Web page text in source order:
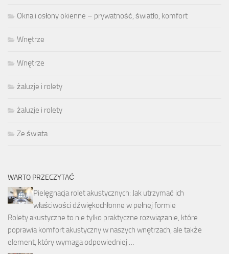
Okna i osłony okienne – prywatność, światło, komfort
Wnętrze
Wnętrze
żaluzje i rolety
żaluzje i rolety
Ze świata
WARTO PRZECZYTAĆ
Pielęgnacja rolet akustycznych: Jak utrzymać ich
właściwości dźwiękochłonne w pełnej formie
Rolety akustyczne to nie tylko praktyczne rozwiązanie, które
poprawia komfort akustyczny w naszych wnętrzach, ale także
element, który wymaga odpowiedniej …